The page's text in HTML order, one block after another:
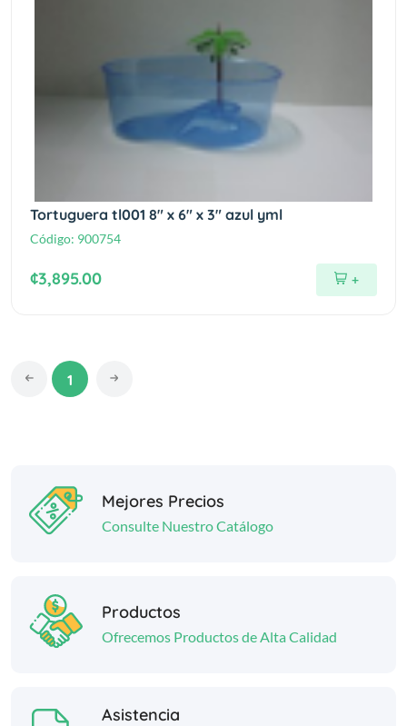
Tortuguera tl001 8" x 6" x 3" azul yml
Código: 900754
¢3,895.00 +
1
Mejores Precios
Consulte Nuestro Catálogo
Productos
Ofrecemos Productos de Alta Calidad
Asistencia